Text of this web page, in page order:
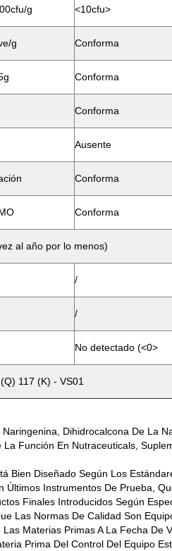
g <10cfu>
g Conforma
Conforma
Conforma
Ausente
Conforma
Conforma
al año por lo menos)
/
/
No detectado (<0>
117 (K) - VS01
Dihidrocalcona De La
Función En Nutraceuticals,
Bien Diseñado Según Los
Últimos Instrumentos De Prueba,
Finales Introducidos Según
Las Normas De Calidad Son
Materias Primas A La Fecha
Prima Del Control Del Equipo